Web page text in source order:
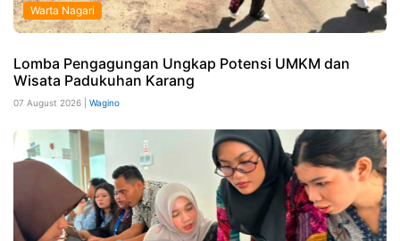
Warta Nagari
Lomba Pengagungan Ungkap Potensi UMKM dan
Wisata Padukuhan Karang
07 August 2026 | Wagino